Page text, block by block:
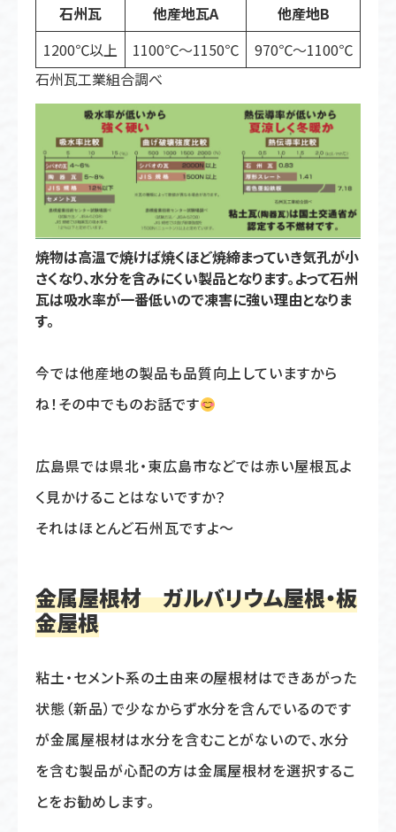
石州瓦 他産地瓦A
他産地B
1200℃以上
1100℃〜1150℃
970℃〜1100℃
石州瓦工業組合調べ
焼物は高温で焼けば焼くほど焼締まっていき気孔が小
さくなり、水分を含みにくい製品となります。よって石州
瓦は吸水率が一番低いので凍害に強い理由となりま
す。
今では他産地の製品も品質向上していますから
ね！その中でものお話です
広島県では県北・東広島市などでは赤い屋根瓦よ
く見かけることはないですか？
それはほとんど石州瓦ですよ〜
金属屋根材 ガルバリウム屋根・板
金屋根
粘土・セメント系の土由来の屋根材はできあがった
状態（新品）で少なからず水分を含んでいるのです
が金属屋根材は水分を含むことがないので、水分
を含む製品が心配の方は金属屋根材を選択するこ
とをお勧めします。